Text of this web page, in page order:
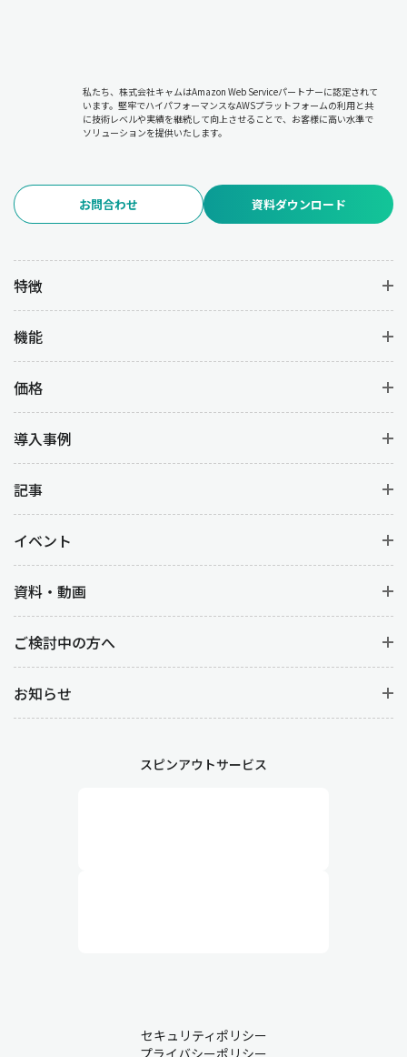
私たち、株式会社キャムはAmazon Web Serviceパートナーに認定されて
います。堅牢でハイパフォーマンスなAWSプラットフォームの利用と共
に技術レベルや実績を継続して向上させることで、お客様に高い水準で
ソリューションを提供いたします。
お問合わせ 資料ダウンロード
特徴
機能
価格
導入事例
記事
イベント
資料・動画
ご検討中の方へ
お知らせ
スピンアウトサービス
セキュリティポリシー